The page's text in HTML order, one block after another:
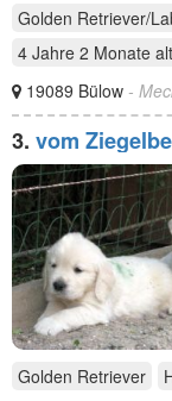
Golden Retriever/
4 Jahre 2 Monate alt
19089 Bülow -
3. vom
Golden Retriever